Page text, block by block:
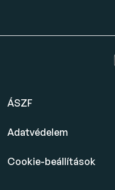
ÁSZF
Adatvédelem
Cookie-beállítások